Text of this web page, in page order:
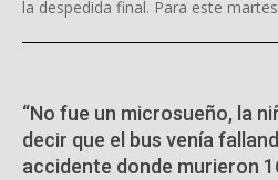
la despedida final. Para este
“No fue un microsueño, la
decir que el bus venía
accidente donde murieron